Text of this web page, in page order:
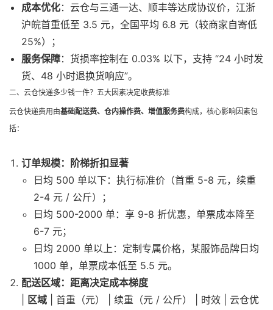
成本优化：云仓与三通一达、顺丰等达成协议价，江浙
沪皖首重低至 3.5 元，全国平均 6.8 元（较商家自寄低
25%）；
服务保障：货损率控制在 0.03% 以下，支持 “24 小时发
货、48 小时退换货响应”。
二、云仓快递多少钱一件？五大因素决定收费标准
云仓快递费用由基础配送费、仓内操作费、增值服务费构成，核心影响因素包
括：
订单规模：阶梯折扣显著
日均 500 单以下：执行标准价（首重 5-8 元，续重
2-4 元 / 公斤）；
日均 500-2000 单：享 9-8 折优惠，单票成本降至
6-7 元；
日均 2000 单以上：定制专属价格，某服饰品牌日均
1000 单，单票成本低至 5.5 元。
配送区域：距离决定成本梯度
区域 | 首重（元） | 续重（元 / 公斤） | 时效 | 云仓优